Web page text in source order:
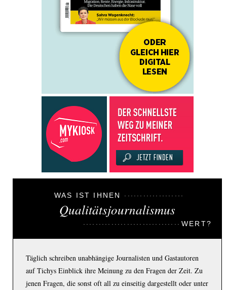
WAS IST IHNEN
Qualitätsjournalismus
WERT?
Täglich schreiben unabhängige Journalisten und Gastautoren
auf Tichys Einblick ihre Meinung zu den Fragen der Zeit. Zu
jenen Fragen, die sonst oft all zu einseitig dargestellt oder unter